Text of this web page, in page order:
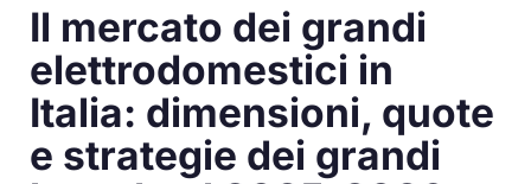
Il mercato dei grandi
elettrodomestici in
Italia: dimensioni, quote
e strategie dei grandi